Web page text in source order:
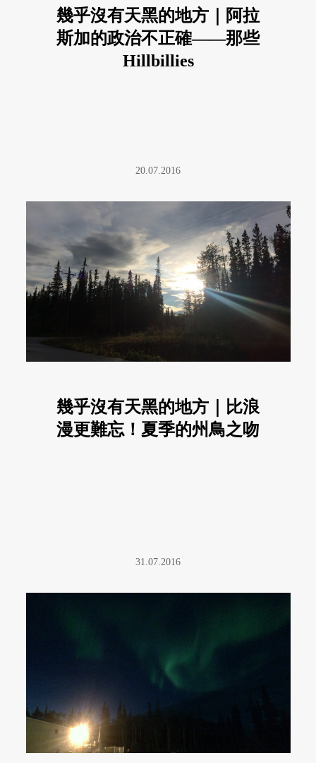
幾乎沒有天黑的地方｜阿拉
斯加的政治不正確——那些
Hillbillies
20.07.2016
幾乎沒有天黑的地方｜比浪
漫更難忘！夏季的州鳥之吻
31.07.2016